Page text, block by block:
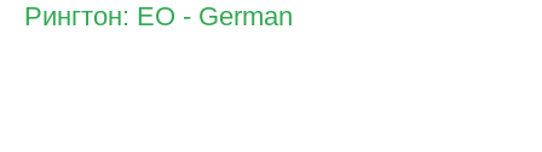
Рингтон: EO - German